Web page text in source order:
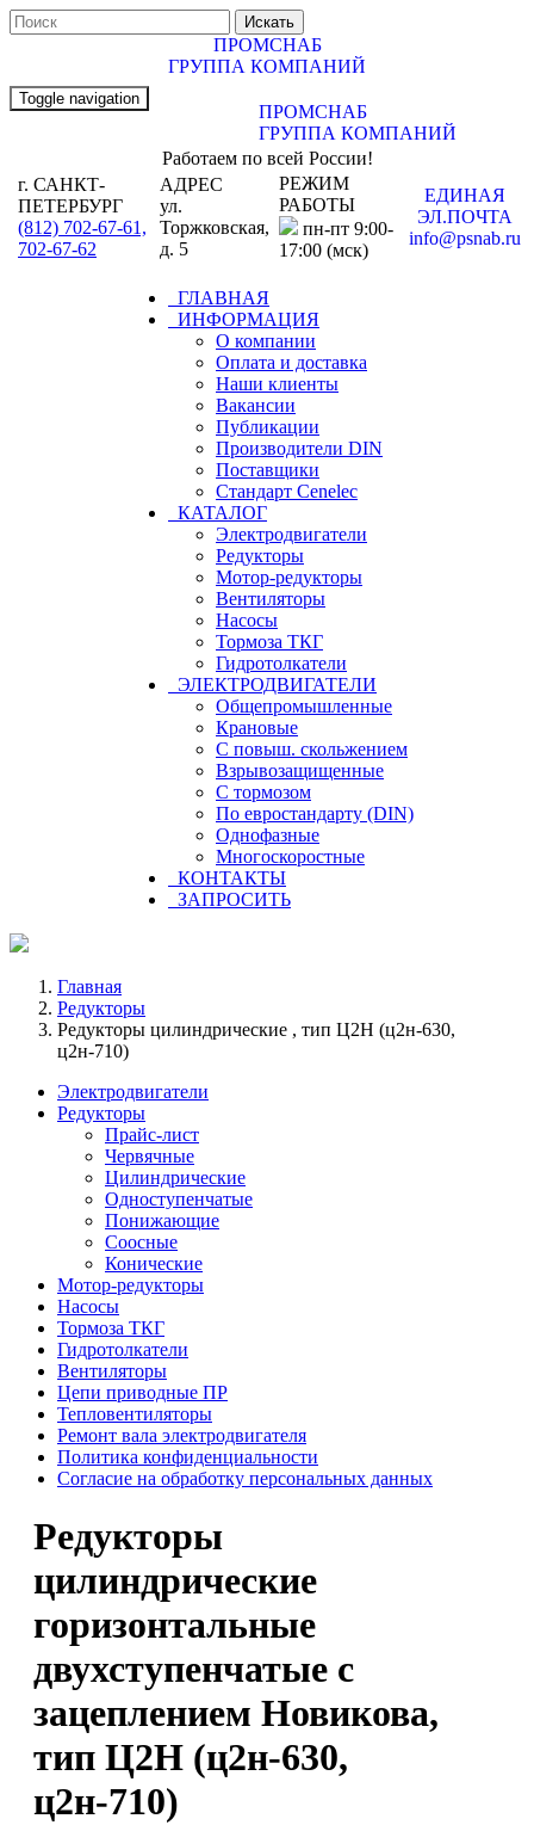
ПРОМСНАБ
ГРУППА КОМПАНИЙ
Toggle navigation
ПРОМСНАБ
ГРУППА КОМПАНИЙ
Работаем по всей России!
г. САНКТ-
ПЕТЕРБУРГ
(812) 702-67-61,
702-67-62
АДРЕС
ул.
Торжковская,
д. 5
РЕЖИМ
РАБОТЫ
пн-пт 9:00-
17:00 (мск)
ЕДИНАЯ
ЭЛ.ПОЧТА
info@psnab.ru
ГЛАВНАЯ
ИНФОРМАЦИЯ
О компании
Оплата и доставка
Наши клиенты
Вакансии
Публикации
Производители DIN
Поставщики
Стандарт Cenelec
КАТАЛОГ
Электродвигатели
Редукторы
Мотор-редукторы
Вентиляторы
Насосы
Тормоза ТКГ
Гидротолкатели
ЭЛЕКТРОДВИГАТЕЛИ
Общепромышленные
Крановые
С повыш. скольжением
Взрывозащищенные
С тормозом
По евростандарту (DIN)
Однофазные
Многоскоростные
КОНТАКТЫ
ЗАПРОСИТЬ
Главная
Редукторы
Редукторы цилиндрические , тип Ц2Н (ц2н-630,
ц2н-710)
Электродвигатели
Редукторы
Прайс-лист
Червячные
Цилиндрические
Одноступенчатые
Понижающие
Соосные
Конические
Мотор-редукторы
Насосы
Тормоза ТКГ
Гидротолкатели
Вентиляторы
Цепи приводные ПР
Тепловентиляторы
Ремонт вала электродвигателя
Политика конфиденциальности
Согласие на обработку персональных данных
Редукторы
цилиндрические
горизонтальные
двухступенчатые с
зацеплением Новикова,
тип Ц2Н (ц2н-630,
ц2н-710)